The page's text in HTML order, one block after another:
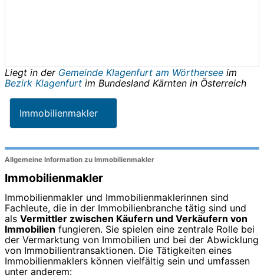
Liegt in der Gemeinde Klagenfurt am Wörthersee im
Bezirk Klagenfurt im Bundesland Kärnten in Österreich
Immobilienmakler
Allgemeine Information zu Immobilienmakler
Immobilienmakler
Immobilienmakler und Immobilienmaklerinnen sind
Fachleute, die in der Immobilienbranche tätig sind und
als Vermittler zwischen Käufern und Verkäufern von
Immobilien fungieren. Sie spielen eine zentrale Rolle bei
der Vermarktung von Immobilien und bei der Abwicklung
von Immobilientransaktionen. Die Tätigkeiten eines
Immobilienmaklers können vielfältig sein und umfassen
unter anderem: